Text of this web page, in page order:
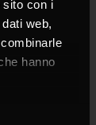
sito con i
web,
hanno